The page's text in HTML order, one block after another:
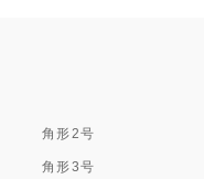
角形2号
角形3号